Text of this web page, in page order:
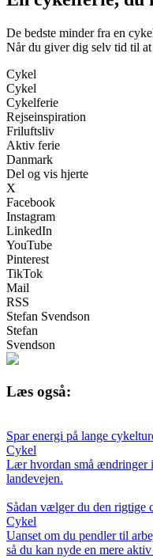
De bedste minder fra en
Når du giver dig selv tid til
Cykel
Cykel
Cykelferie
Rejseinspiration
Friluftsliv
Aktiv ferie
Danmark
Del og vis hjerte
X
Facebook
Instagram
LinkedIn
YouTube
Pinterest
TikTok
Mail
RSS
Stefan Svendson
Stefan
Svendson
Læs også:
Spar energi på lange
Cykel
Lær hvordan små ændringer
landevejen.
Sådan vælger du den rigtige
Cykel
Uanset om du pendler til
så du kan nyde en mere